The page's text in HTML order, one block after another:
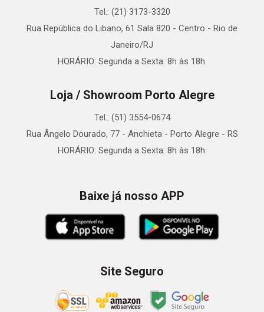
Tel.: (21) 3173-3320
Rua República do Libano, 61 Sala 820 - Centro - Rio de
Janeiro/RJ
HORÁRIO: Segunda a Sexta: 8h às 18h.
Loja / Showroom Porto Alegre
Tel.: (51) 3554-0674
Rua Ângelo Dourado, 77 - Anchieta - Porto Alegre - RS
HORÁRIO: Segunda a Sexta: 8h às 18h.
Baixe já nosso APP
Site Seguro